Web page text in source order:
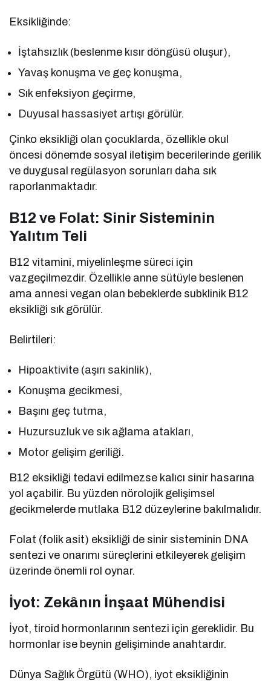
Eksikliğinde:
İştahsızlık (beslenme kısır döngüsü oluşur),
Yavaş konuşma ve geç konuşma,
Sık enfeksiyon geçirme,
Duyusal hassasiyet artışı görülür.
Çinko eksikliği olan çocuklarda, özellikle okul
öncesi dönemde sosyal iletişim becerilerinde gerilik
ve duygusal regülasyon sorunları daha sık
raporlanmaktadır.
B12 ve Folat: Sinir Sisteminin
Yalıtım Teli
B12 vitamini, miyelinleşme süreci için
vazgeçilmezdir. Özellikle anne sütüyle beslenen
ama annesi vegan olan bebeklerde subklinik B12
eksikliği sık görülür.
Belirtileri:
Hipoaktivite (aşırı sakinlik),
Konuşma gecikmesi,
Başını geç tutma,
Huzursuzluk ve sık ağlama atakları,
Motor gelişim geriliği.
B12 eksikliği tedavi edilmezse kalıcı sinir hasarına
yol açabilir. Bu yüzden nörolojik gelişimsel
gecikmelerde mutlaka B12 düzeylerine bakılmalıdır.
Folat (folik asit) eksikliği de sinir sisteminin DNA
sentezi ve onarımı süreçlerini etkileyerek gelişim
üzerinde önemli rol oynar.
İyot: Zekânın İnşaat Mühendisi
İyot, tiroid hormonlarının sentezi için gereklidir. Bu
hormonlar ise beynin gelişiminde anahtardır.
Dünya Sağlık Örgütü (WHO), iyot eksikliğinin